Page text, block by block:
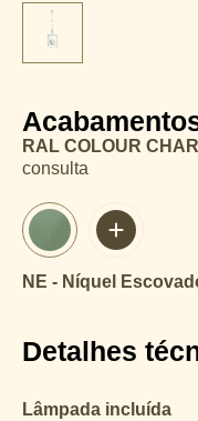
RAL COLOUR
consulta
NE - Níquel
Detalhes
Lâmpada incluída